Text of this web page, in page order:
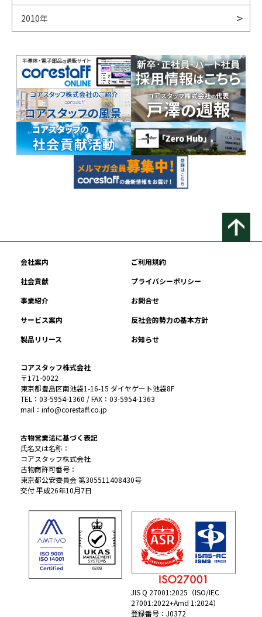
2010年
会社案内
ご利用規約
社会貢献
プライバシーポリシー
事業紹介
お問合せ
サービス案内
反社会的勢力の基本方針
製品リリース
お知らせ
コアスタッフ株式会社
〒171-0022
東京都豊島区南池袋1-16-15 ダイヤゲート池袋8F
TEL：03-5954-1360 / FAX：03-5954-1363
mail：info@corestaff.co.jp
古物営業法に基づく表記
氏名又は名称：
コアスタッフ株式会社
古物商許可番号：
東京都公安委員会 第305511408430号
交付 平成26年10月7日
JIS Q 27001:2025（ISO/IEC
27001:2022+Amd 1:2024）
登録番号：J0372